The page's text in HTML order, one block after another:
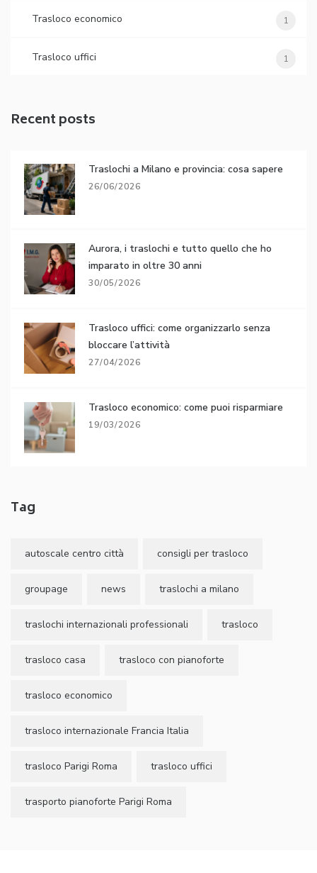
Trasloco economico 1
Trasloco uffici 1
Recent posts
Traslochi a Milano e provincia: cosa sapere
26/06/2026
Aurora, i traslochi e tutto quello che ho
imparato in oltre 30 anni
30/05/2026
Trasloco uffici: come organizzarlo senza
bloccare l’attività
27/04/2026
Trasloco economico: come puoi risparmiare
19/03/2026
Tag
autoscale centro città consigli per trasloco
groupage news traslochi a milano
traslochi internazionali professionali trasloco
trasloco casa trasloco con pianoforte
trasloco economico
trasloco internazionale Francia Italia
trasloco Parigi Roma trasloco uffici
trasporto pianoforte Parigi Roma